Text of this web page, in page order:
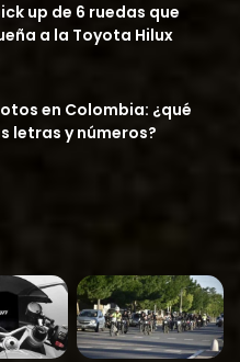
up de 6 ruedas que
a la Toyota Hilux
en Colombia: ¿qué
letras y números?